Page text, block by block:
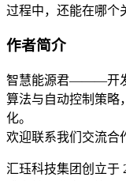
过程中，还能在哪个
作者简介
智慧能源君———开发
算法与自动控制策略
化。
欢迎联系我们交流合
汇珏科技集团创立于